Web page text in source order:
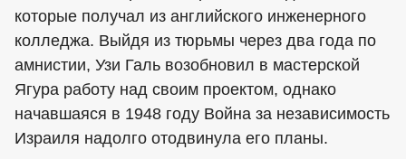
которые получал из английского инженерного
колледжа. Выйдя из тюрьмы через два года по
амнистии, Узи Галь возобновил в мастерской
Ягура работу над своим проектом, однако
начавшаяся в 1948 году Война за независимость
Израиля надолго отодвинула его планы.